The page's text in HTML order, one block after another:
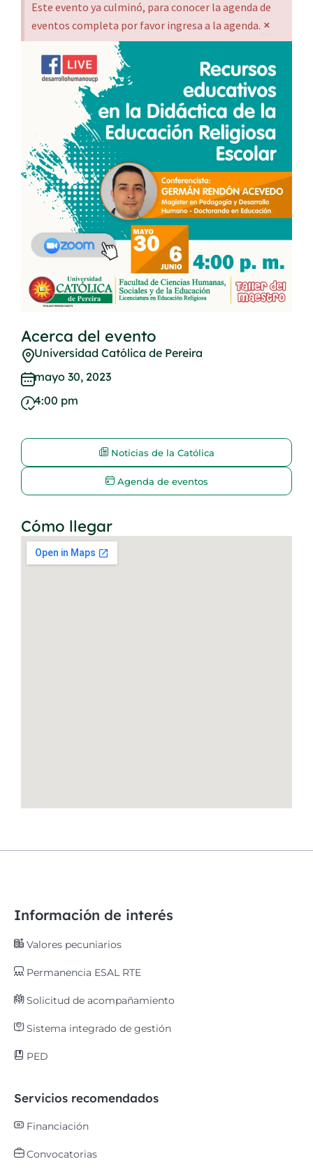
Este evento ya culminó, para conocer la agenda de
eventos completa por favor ingresa a la agenda. ×
Acerca del evento
Universidad Católica de Pereira
mayo 30, 2023
4:00 pm
Noticias de la Católica
Agenda de eventos
Cómo llegar
Información de interés
Valores pecuniarios
Permanencia ESAL RTE
Solicitud de acompañamiento
Sistema integrado de gestión
PED
Servicios recomendados
Financiación
Convocatorias